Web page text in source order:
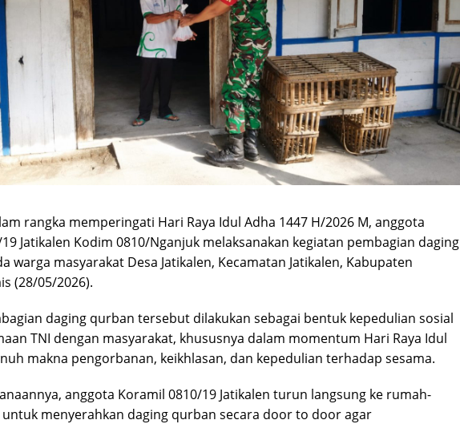
rangka memperingati Hari Raya Idul Adha 1447 H/2026 M, anggota
Jatikalen Kodim 0810/Nganjuk melaksanakan kegiatan pembagian daging
warga masyarakat Desa Jatikalen, Kecamatan Jatikalen, Kabupaten
(28/05/2026).
daging qurban tersebut dilakukan sebagai bentuk kepedulian sosial
TNI dengan masyarakat, khususnya dalam momentum Hari Raya Idul
makna pengorbanan, keikhlasan, dan kepedulian terhadap sesama.
anggota Koramil 0810/19 Jatikalen turun langsung ke rumah-
menyerahkan daging qurban secara door to door agar